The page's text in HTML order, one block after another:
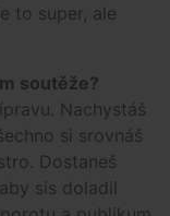
to super, ale
soutěže?
Nachystáš
si srovnáš
Dostaneš
sis doladil